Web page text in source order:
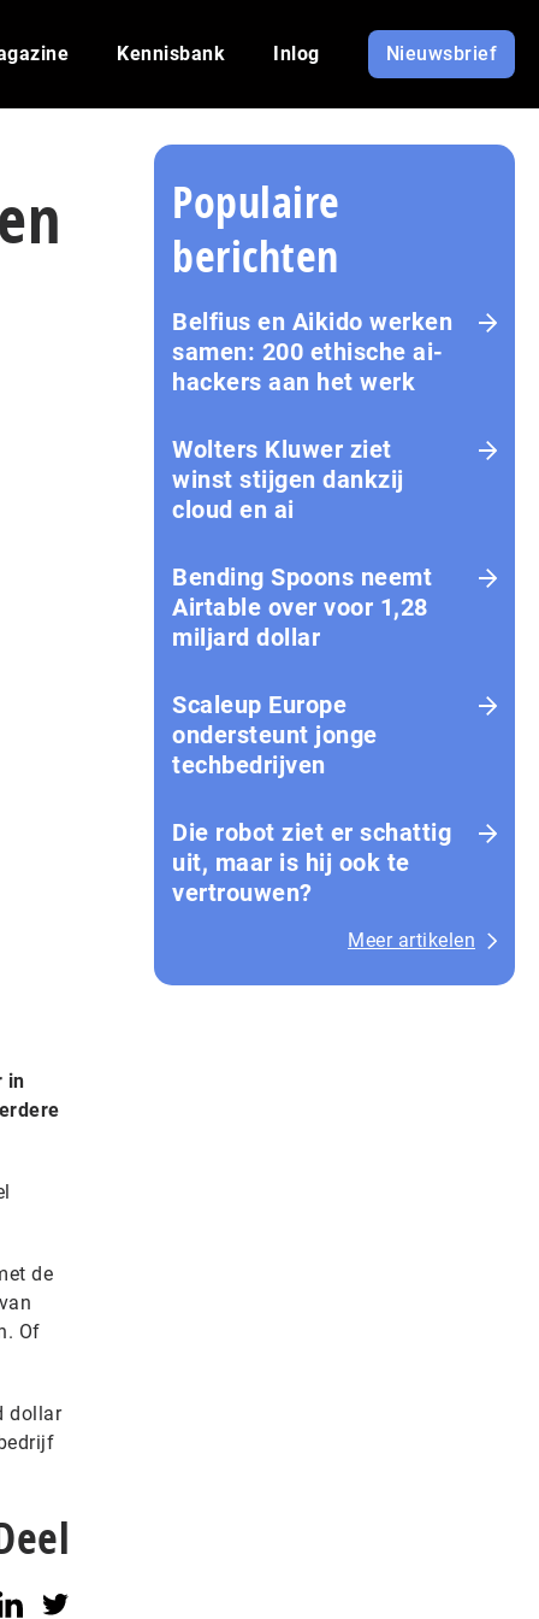
Kennisbank Inlog Nieuwsbrief
in
de
Of
dollar
Populaire
berichten
Belfius en Aikido werken
samen: 200 ethische ai-
hackers aan het werk
Wolters Kluwer ziet
winst stijgen dankzij
cloud en ai
Bending Spoons neemt
Airtable over voor 1,28
miljard dollar
Scaleup Europe
ondersteunt jonge
techbedrijven
Die robot ziet er schattig
uit, maar is hij ook te
vertrouwen?
Meer artikelen